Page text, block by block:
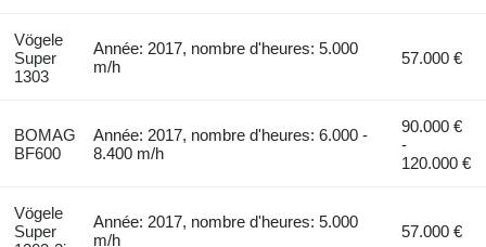
Vögele
Super
1303
Année: 2017, nombre d'heures: 5.000
m/h
57.000 €
BOMAG
BF600
Année: 2017, nombre d'heures: 6.000 -
8.400 m/h
90.000 €
-
120.000 €
Vögele
Super
Année: 2017, nombre d'heures: 5.000
m/h
57.000 €